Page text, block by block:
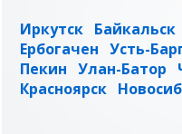
Иркутск Байкальск
Ербогачен Усть-
Пекин Улан-Батор
Красноярск